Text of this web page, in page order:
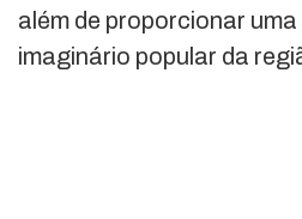
além de proporcionar
imaginário popular da